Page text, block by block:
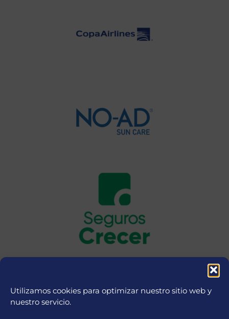
Utilizamos cookies para optimizar nuestro sitio web y
nuestro servicio.